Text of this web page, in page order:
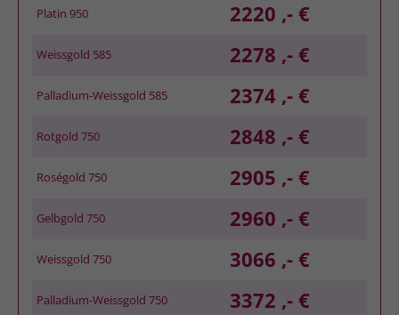
Platin 950 2220 ,- €
Weissgold 585 2278 ,- €
Palladium-Weissgold 585 2374 ,- €
Rotgold 750 2848 ,- €
Roségold 750 2905 ,- €
Gelbgold 750 2960 ,- €
Weissgold 750 3066 ,- €
Palladium-Weissgold 750 3372 ,- €